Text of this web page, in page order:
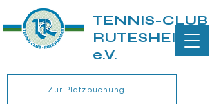
TENNIS-CLUB
RUTESHEIM
e.V.
Zur Platzbuchung